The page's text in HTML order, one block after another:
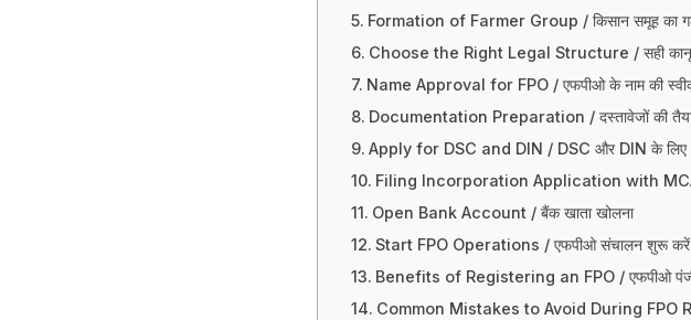
Formation of Farmer Group / किसान समूह का
Choose the Right Legal Structure / सही
Name Approval for FPO / एफपीओ के नाम की
Documentation Preparation / दस्तावेजों की
Apply for DSC and DIN / DSC और DIN के लिए
Filing Incorporation Application with
Open Bank Account / बैंक खाता खोलना
Start FPO Operations / एफपीओ संचालन शुरू करें
Benefits of Registering an FPO / एफपीओ
Common Mistakes to Avoid During FPO